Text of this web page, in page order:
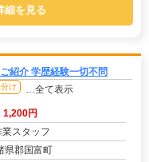
細を見る
紹介 学歴経験一切不問
け …全て表示
1,200円
スタッフ
県郡国富町